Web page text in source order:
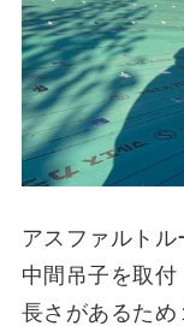
アスファルトル
中間吊子を取付
長さがあるため